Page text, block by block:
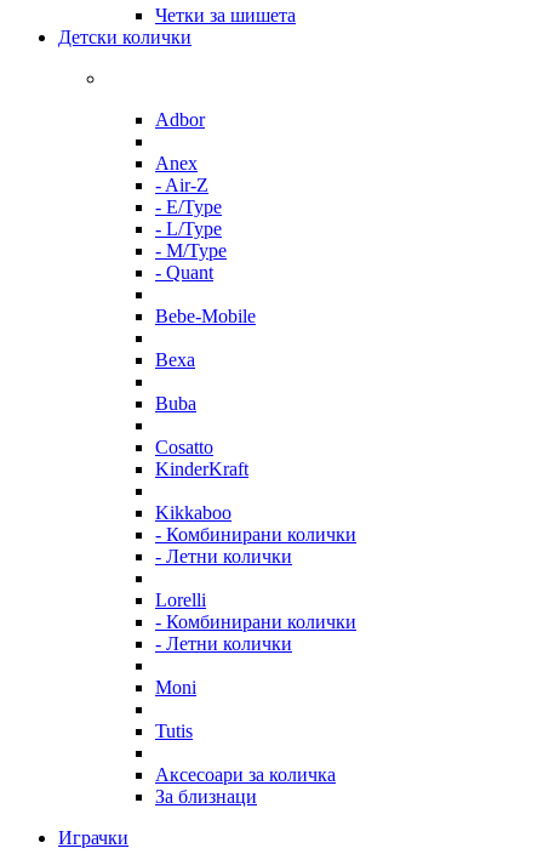
Четки за шишета
Детски колички
Adbor
Anex
- Air-Z
- E/Type
- L/Type
- M/Type
- Quant
Bebe-Mobile
Bexa
Buba
Cosatto
KinderKraft
Kikkaboo
- Комбинирани колички
- Летни колички
Lorelli
- Комбинирани колички
- Летни колички
Moni
Tutis
Аксесоари за количка
За близнаци
Играчки